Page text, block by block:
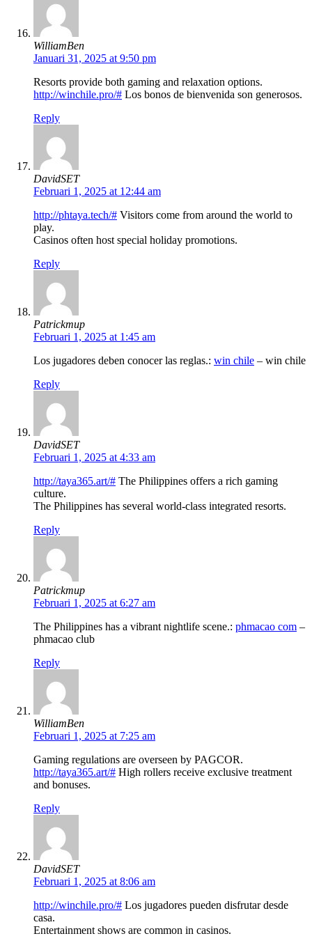
WilliamBen
Januari 31, 2025 at 9:50 pm
Resorts provide both gaming and relaxation options.
http://winchile.pro/# Los bonos de bienvenida son generosos.
Reply
DavidSET
Februari 1, 2025 at 12:44 am
http://phtaya.tech/# Visitors come from around the world to
play.
Casinos often host special holiday promotions.
Reply
Patrickmup
Februari 1, 2025 at 1:45 am
Los jugadores deben conocer las reglas.: win chile – win chile
Reply
DavidSET
Februari 1, 2025 at 4:33 am
http://taya365.art/# The Philippines offers a rich gaming
culture.
The Philippines has several world-class integrated resorts.
Reply
Patrickmup
Februari 1, 2025 at 6:27 am
The Philippines has a vibrant nightlife scene.: phmacao com –
phmacao club
Reply
WilliamBen
Februari 1, 2025 at 7:25 am
Gaming regulations are overseen by PAGCOR.
http://taya365.art/# High rollers receive exclusive treatment
and bonuses.
Reply
DavidSET
Februari 1, 2025 at 8:06 am
http://winchile.pro/# Los jugadores pueden disfrutar desde
casa.
Entertainment shows are common in casinos.